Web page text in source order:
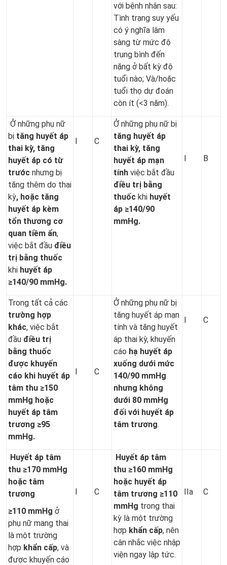
với bệnh nhân sau:
Tình trạng suy yếu
có ý nghĩa lâm
sàng từ mức độ
trung bình đến
nặng ở bất kỳ độ
tuổi nào; Và/hoặc
tuổi thọ dự đoán
còn ít (<3 năm).
Ở những phụ nữ
bị tăng huyết áp
thai kỳ, tăng
huyết áp có từ
trước nhưng bị
tăng thêm do thai
kỳ, hoặc tăng
huyết áp kèm
tổn thương cơ
quan tiềm ẩn,
việc bắt đầu điều
trị bằng thuốc
khi huyết áp
≥140/90 mmHg.
I C
Ở những phụ nữ bị
tăng huyết áp
thai kỳ, tăng
huyết áp mạn
tính việc bắt đầu
điều trị bằng
thuốc khi huyết
áp ≥140/90
mmHg.
I B
Trong tất cả các
trường hợp
khác, việc bắt
đầu điều trị
bằng thuốc
được khuyến
cáo khi huyết áp
tâm thu ≥150
mmHg hoặc
huyết áp tâm
trương ≥95
mmHg.
I C
Ở những phụ nữ bị
tăng huyết áp mạn
tính và tăng huyết
áp thai kỳ, khuyến
cáo hạ huyết áp
xuống dưới mức
140/90 mmHg
nhưng không
dưới 80 mmHg
đối với huyết áp
tâm trương.
I C
Huyết áp tâm
thu ≥170 mmHg
hoặc tâm
trương
≥110 mmHg ở
phụ nữ mang thai
là một trường
hợp khẩn cấp, và
được khuyến cáo
I C
Huyết áp tâm
thu ≥160 mmHg
hoặc huyết áp
tâm trương ≥110
mmHg trong thai
kỳ là một trường
hợp khẩn cấp, nên
cân nhắc việc nhập
viện ngay lập tức.
IIa C